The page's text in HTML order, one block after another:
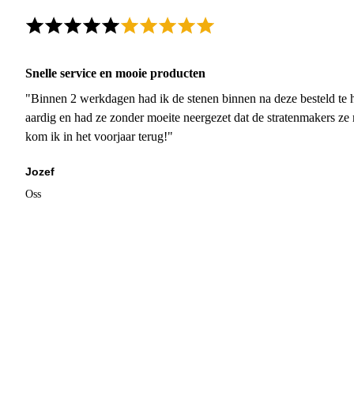
Snelle service en mooie producten
"Binnen 2 werkdagen had ik de stenen binnen na deze besteld
aardig en had ze zonder moeite neergezet dat de stratenmakers
kom ik in het voorjaar terug!"
Jozef
Oss